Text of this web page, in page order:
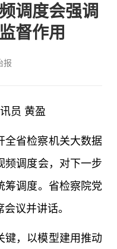
调度会强调
督作用
报
员 黄盈
全省检察机关大数据
频调度会，对下一步
筹调度。省检察院党
议并讲话。
键，以模型建用推动